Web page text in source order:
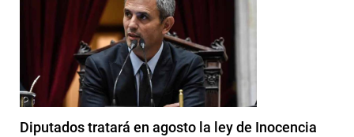
Diputados tratará en agosto la ley de Inocencia